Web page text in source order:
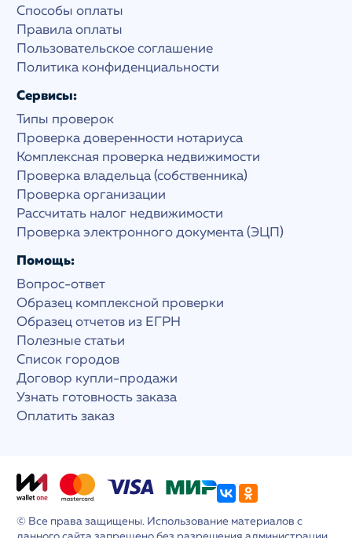
Способы оплаты
Правила оплаты
Пользовательское соглашение
Политика конфиденциальности
Сервисы:
Типы проверок
Проверка доверенности нотариуса
Комплексная проверка недвижимости
Проверка владельца (собственника)
Проверка организации
Рассчитать налог недвижимости
Проверка электронного документа (ЭЦП)
Помощь:
Вопрос-ответ
Образец комплексной проверки
Образец отчетов из ЕГРН
Полезные статьи
Список городов
Договор купли-продажи
Узнать готовность заказа
Оплатить заказ
© Все права защищены. Использование материалов с